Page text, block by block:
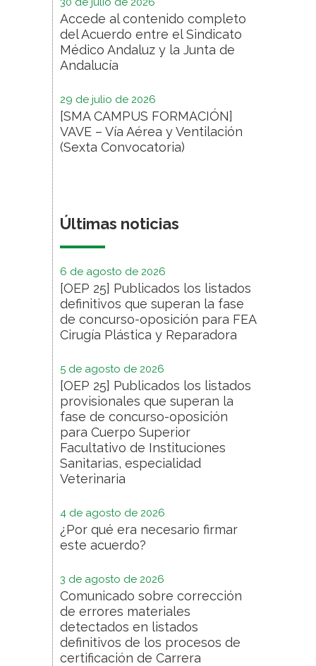
Accede al contenido completo
del Acuerdo entre el Sindicato
Médico Andaluz y la Junta de
Andalucía
29 de julio de 2026
[SMA CAMPUS FORMACIÓN]
VAVE – Vía Aérea y Ventilación
(Sexta Convocatoria)
Últimas noticias
6 de agosto de 2026
[OEP 25] Publicados los listados
definitivos que superan la fase
de concurso-oposición para FEA
Cirugía Plástica y Reparadora
5 de agosto de 2026
[OEP 25] Publicados los listados
provisionales que superan la
fase de concurso-oposición
para Cuerpo Superior
Facultativo de Instituciones
Sanitarias, especialidad
Veterinaria
4 de agosto de 2026
¿Por qué era necesario firmar
este acuerdo?
3 de agosto de 2026
Comunicado sobre corrección
de errores materiales
detectados en listados
definitivos de los procesos de
certificación de Carrera